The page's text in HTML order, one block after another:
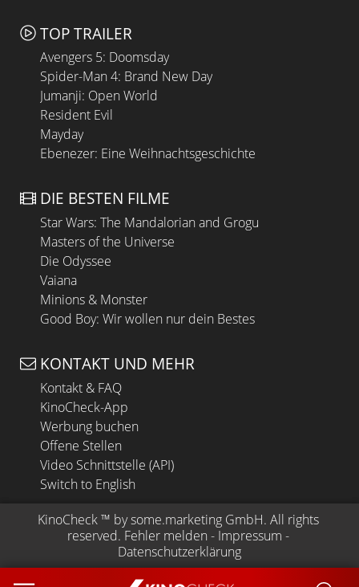
TOP TRAILER
Avengers 5: Doomsday
Spider-Man 4: Brand New Day
Jumanji: Open World
Resident Evil
Mayday
Ebenezer: Eine Weihnachtsgeschichte
DIE BESTEN FILME
Star Wars: The Mandalorian and Grogu
Masters of the Universe
Die Odyssee
Vaiana
Minions & Monster
Good Boy: Wir wollen nur dein Bestes
KONTAKT UND MEHR
Kontakt & FAQ
KinoCheck-App
Werbung buchen
Offene Stellen
Video Schnittstelle (API)
Switch to English
KinoCheck ™ by some.marketing GmbH. All rights
reserved. Fehler melden - Impressum -
Datenschutzerklärung